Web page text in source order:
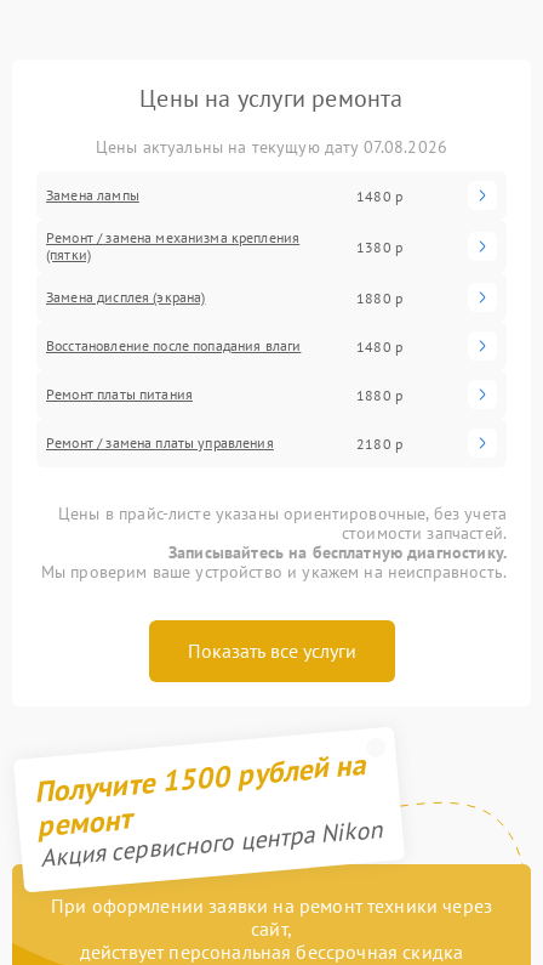
Цены на услуги ремонта
Цены актуальны на текущую дату 07.08.2026
Замена лампы 1480 р
Ремонт / замена механизма крепления
(пятки)
1380 р
Замена дисплея (экрана) 1880 р
Восстановление после попадания влаги 1480 р
Ремонт платы питания 1880 р
Ремонт / замена платы управления 2180 р
Цены в прайс-листе указаны ориентировочные, без учета
стоимости запчастей.
Записывайтесь на бесплатную диагностику.
Мы проверим ваше устройство и укажем на неисправность.
Показать все услуги
Получите 1500 рублей на
ремонт
Акция сервисного центра Nikon
При оформлении заявки на ремонт техники через
сайт,
действует персональная бессрочная скидка